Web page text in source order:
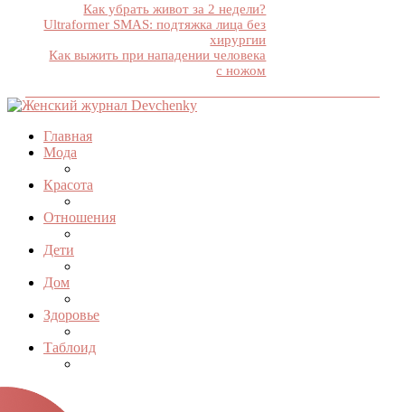
Как убрать живот за 2 недели?
Ultraformer SMAS: подтяжка лица без
хирургии
Как выжить при нападении человека
с ножом
Главная
Мода
Красота
Отношения
Дети
Дом
Здоровье
Таблоид